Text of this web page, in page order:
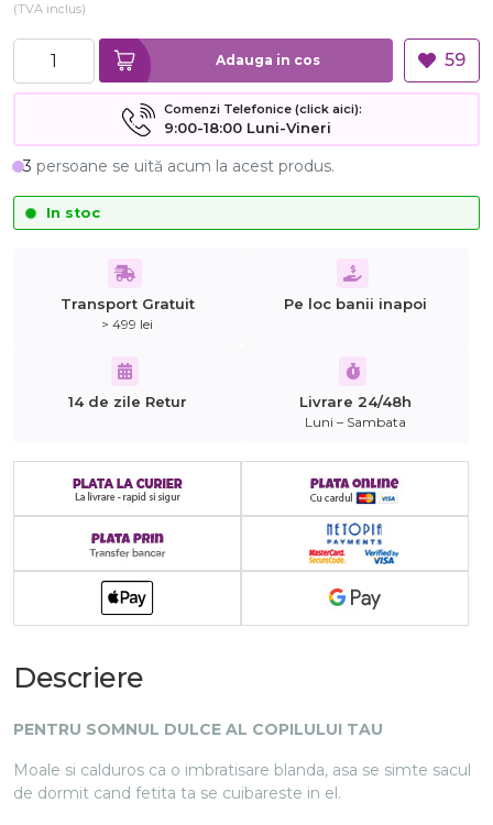
(TVA inclus)
Adauga in cos 59
Comenzi Telefonice (click aici):
9:00-18:00 Luni-Vineri
3 persoane se uită acum la acest produs.
In stoc
Transport Gratuit
> 499 lei
Pe loc banii inapoi
14 de zile Retur Livrare 24/48h
Luni – Sambata
Descriere
PENTRU SOMNUL DULCE AL COPILULUI TAU
Moale si calduros ca o imbratisare blanda, asa se simte sacul
de dormit cand fetita ta se cuibareste in el.